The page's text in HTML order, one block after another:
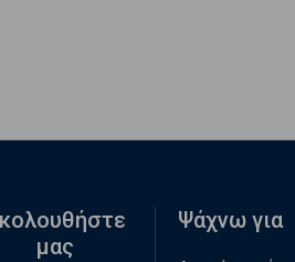
μας
Ψάχνω για